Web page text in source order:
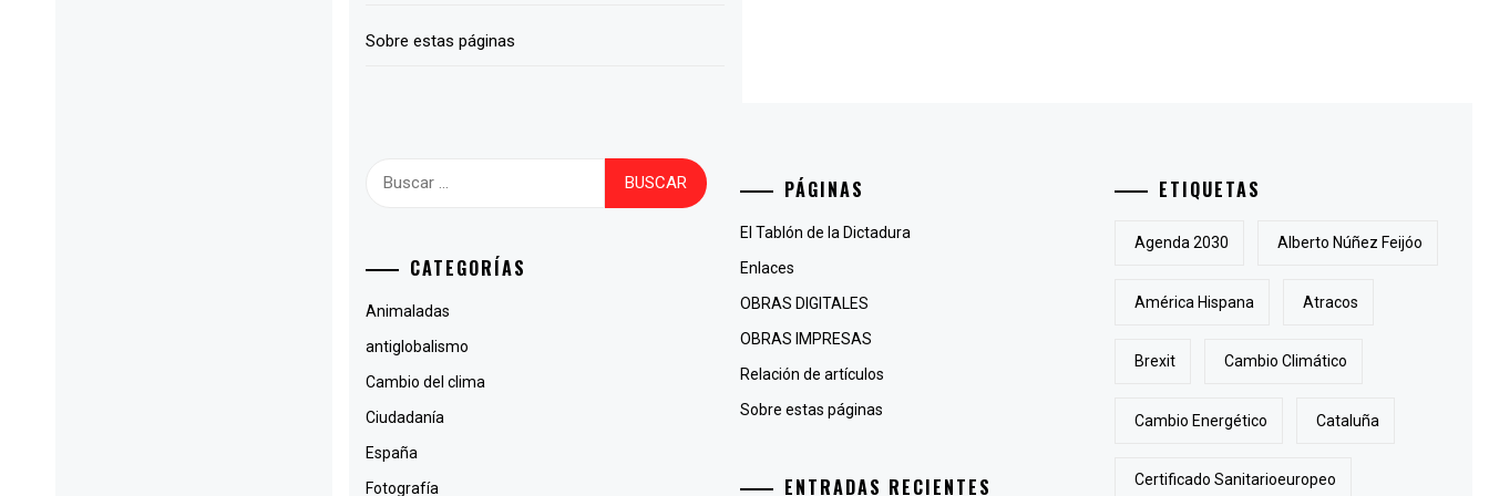
Sobre estas páginas
CATEGORÍAS
Animaladas
antiglobalismo
Cambio del clima
Ciudadanía
España
Fotografía
PÁGINAS
El Tablón de la Dictadura
Enlaces
OBRAS DIGITALES
OBRAS IMPRESAS
Relación de artículos
Sobre estas páginas
ENTRADAS RECIENTES
ETIQUETAS
Agenda 2030 Alberto Núñez Feijóo
América Hispana Atracos
Brexit Cambio Climático
Cambio Energético Cataluña
Certificado Sanitarioeuropeo